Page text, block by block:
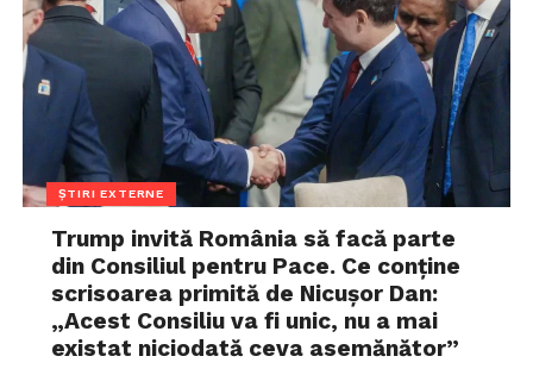
ȘTIRI EXTERNE
Trump invită România să facă parte
din Consiliul pentru Pace. Ce conține
scrisoarea primită de Nicușor Dan:
„Acest Consiliu va fi unic, nu a mai
existat niciodată ceva asemănător”